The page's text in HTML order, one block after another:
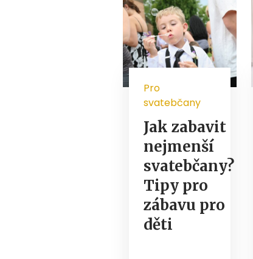
Pro
svatebčany
Jak zabavit
nejmenší
svatebčany?
Tipy pro
zábavu pro
děti